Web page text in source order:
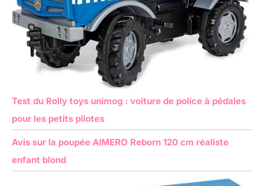
Test du Rolly toys unimog : voiture de police à pédales
pour les petits pilotes
Avis sur la poupée AIMERO Reborn 120 cm réaliste
enfant blond